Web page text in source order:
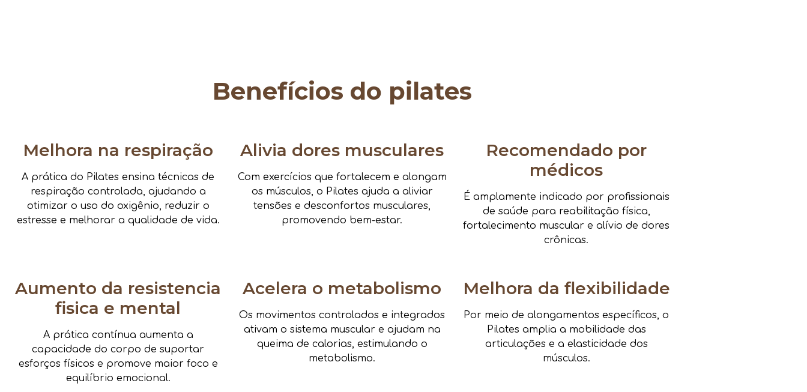
Benefícios do pilates
Melhora na respiração
A prática do Pilates ensina técnicas de
respiração controlada, ajudando a
otimizar o uso do oxigênio, reduzir o
estresse e melhorar a qualidade de vida.
Alivia dores musculares
Com exercícios que fortalecem e alongam
os músculos, o Pilates ajuda a aliviar
tensões e desconfortos musculares,
promovendo bem-estar.
Recomendado por
médicos
É amplamente indicado por profissionais
de saúde para reabilitação física,
fortalecimento muscular e alívio de dores
crônicas.
Aumento da resistencia
fisica e mental
A prática contínua aumenta a
capacidade do corpo de suportar
esforços físicos e promove maior foco e
equilíbrio emocional.
Acelera o metabolismo
Os movimentos controlados e integrados
ativam o sistema muscular e ajudam na
queima de calorias, estimulando o
metabolismo.
Melhora da flexibilidade
Por meio de alongamentos específicos, o
Pilates amplia a mobilidade das
articulações e a elasticidade dos
músculos.